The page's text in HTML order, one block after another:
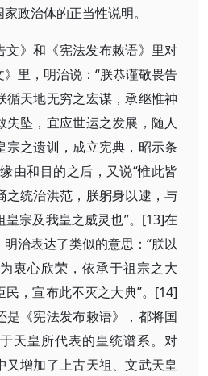
政治体的正当性说明。
文》和《宪法发布敕语》里对
里，明治说：“朕恭谨敬畏告
循天地无穷之宏谋，承继惟神
失坠，宜应世运之发展，随人
宗之遗训，成立宪典，昭示条
由和目的之后，又说“惟此皆
之统治洪范，朕躬身以逮，与
宗及我皇之威灵也”。[13]在
明治表达了类似的意思：“朕以
衷心欣荣，依承于祖宗之大
，宣布此不灭之大典”。[14]
是《宪法发布敕语》，都将国
天皇所代表的皇统谱系。对
又增加了上古天祖、文武天皇